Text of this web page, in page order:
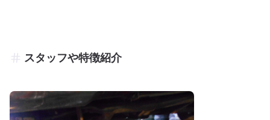
スタッフや特徴紹介